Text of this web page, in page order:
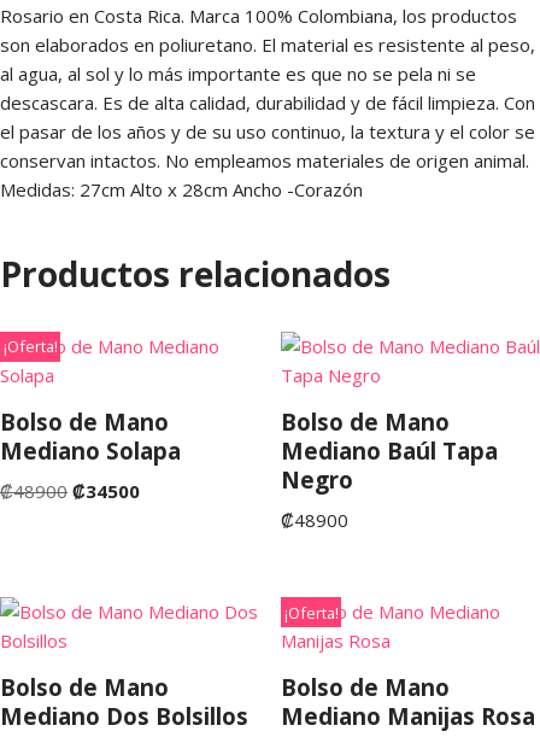
Rosario en Costa Rica. Marca 100% Colombiana, los productos
son elaborados en poliuretano. El material es resistente al peso,
al agua, al sol y lo más importante es que no se pela ni se
descascara. Es de alta calidad, durabilidad y de fácil limpieza. Con
el pasar de los años y de su uso continuo, la textura y el color se
conservan intactos. No empleamos materiales de origen animal.
Medidas: 27cm Alto x 28cm Ancho -Corazón
Productos relacionados
¡Oferta!
Bolso de Mano
Mediano Solapa
₡48900 ₡34500
Bolso de Mano
Mediano Baúl Tapa
Negro
₡48900
Bolso de Mano
Mediano Dos Bolsillos
¡Oferta!
Bolso de Mano
Mediano Manijas Rosa